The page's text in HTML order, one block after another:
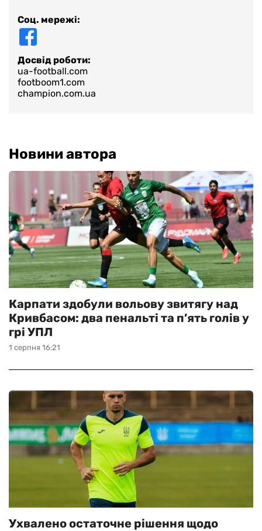
Соц. мережі:
Досвід роботи:
ua-football.com
footboom1.com
champion.com.ua
Новини автора
1 серпня 16:21
Карпати здобули вольову звитягу над
Кривбасом: два пенальті та п’ять голів у
грі УПЛ
Ухвалено остаточне рішення щодо